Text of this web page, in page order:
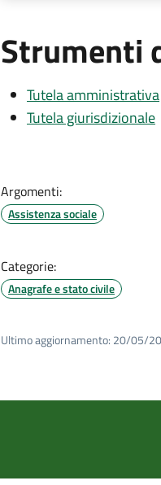
Strumenti
Tutela amministrativa
Tutela giurisdizionale
Argomenti:
Assistenza sociale
Categorie:
Anagrafe e stato civile
Ultimo aggiornamento: 20/05/